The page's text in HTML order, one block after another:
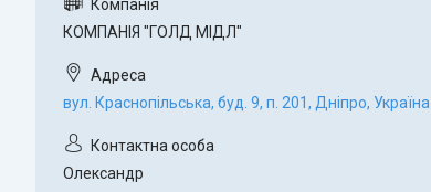
КОМПАНІЯ "ГОЛД МІДЛ"
вул. Краснопільська, буд. 9, п. 201, Дніпро, Україна
Олександр